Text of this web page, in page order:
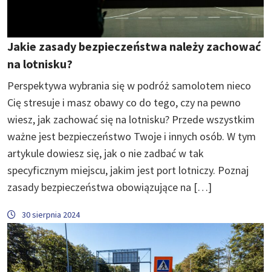
Jakie zasady bezpieczeństwa należy zachować
na lotnisku?
Perspektywa wybrania się w podróż samolotem nieco
Cię stresuje i masz obawy co do tego, czy na pewno
wiesz, jak zachować się na lotnisku? Przede wszystkim
ważne jest bezpieczeństwo Twoje i innych osób. W tym
artykule dowiesz się, jak o nie zadbać w tak
specyficznym miejscu, jakim jest port lotniczy. Poznaj
zasady bezpieczeństwa obowiązujące na […]
30 sierpnia 2024